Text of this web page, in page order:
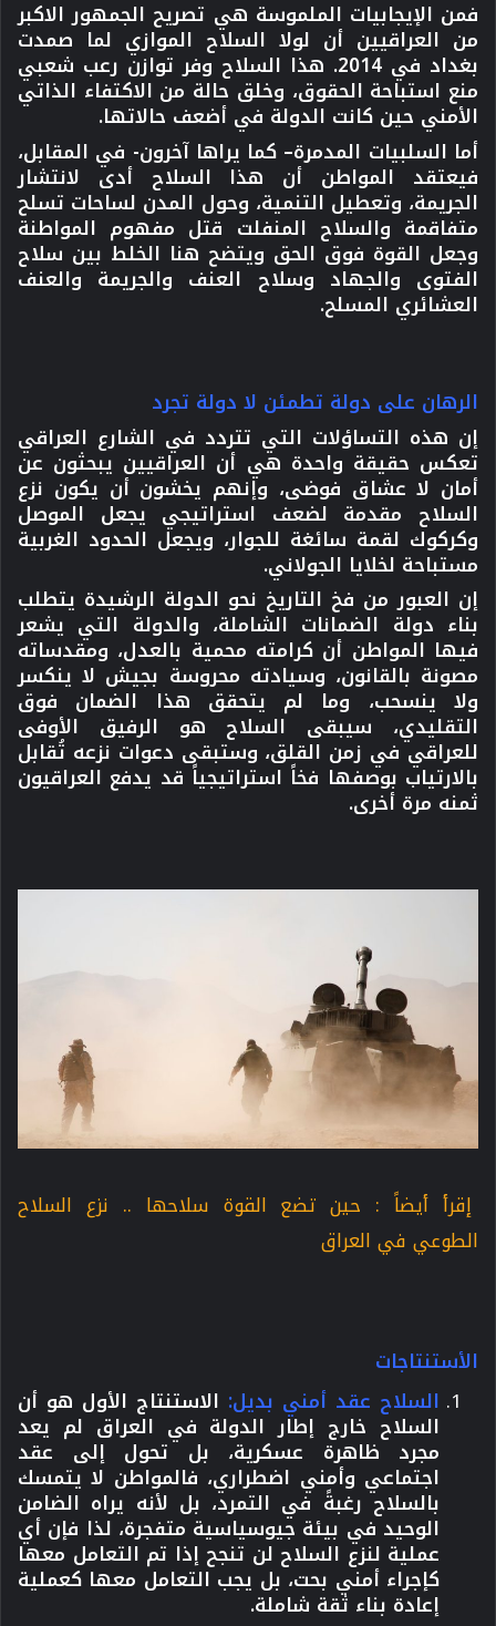
فمن الإيجابيات الملموسة هي تصريح الجمهور الاكبر
من العراقيين أن لولا السلاح الموازي لما صمدت
بغداد في 2014. هذا السلاح وفر توازن رعب شعبي
منع استباحة الحقوق، وخلق حالة من الاكتفاء الذاتي
الأمني حين كانت الدولة في أضعف حالاتها.
أما السلبيات المدمرة– كما يراها آخرون- في المقابل،
فيعتقد المواطن أن هذا السلاح أدى لانتشار
الجريمة، وتعطيل التنمية، وحول المدن لساحات تسلح
متفاقمة والسلاح المنفلت قتل مفهوم المواطنة
وجعل القوة فوق الحق ويتضح هنا الخلط بين سلاح
الفتوى والجهاد وسلاح العنف والجريمة والعنف
العشائري المسلح.
الرهان على دولة تطمئن لا دولة تجرد
إن هذه التساؤلات التي تتردد في الشارع العراقي
تعكس حقيقة واحدة هي أن العراقيين يبحثون عن
أمان لا عشاق فوضى، وإنهم يخشون أن يكون نزع
السلاح مقدمة لضعف استراتيجي يجعل الموصل
وكركوك لقمة سائغة للجوار، ويجعل الحدود الغربية
مستباحة لخلايا الجولاني.
إن العبور من فخ التاريخ نحو الدولة الرشيدة يتطلب
بناء دولة الضمانات الشاملة، والدولة التي يشعر
فيها المواطن أن كرامته محمية بالعدل، ومقدساته
مصونة بالقانون، وسيادته محروسة بجيش لا ينكسر
ولا ينسحب، وما لم يتحقق هذا الضمان فوق
التقليدي، سيبقى السلاح هو الرفيق الأوفى
للعراقي في زمن القلق، وستبقى دعوات نزعه تُقابل
بالارتياب بوصفها فخاً استراتيجياً قد يدفع العراقيون
ثمنه مرة أخرى.
إقرأ أيضاً : حين تضع القوة سلاحها .. نزع السلاح
الطوعي في العراق
الأستنتاجات
السلاح عقد أمني بديل: الاستنتاج الأول هو أن
السلاح خارج إطار الدولة في العراق لم يعد
مجرد ظاهرة عسكرية، بل تحول إلى عقد
اجتماعي وأمني اضطراري، فالمواطن لا يتمسك
بالسلاح رغبةً في التمرد، بل لأنه يراه الضامن
الوحيد في بيئة جيوسياسية متفجرة، لذا فإن أي
عملية لنزع السلاح لن تنجح إذا تم التعامل معها
كإجراء أمني بحت، بل يجب التعامل معها كعملية
إعادة بناء ثقة شاملة.